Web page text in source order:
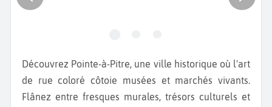
Découvrez Pointe-à-Pitre, une ville historique où l'art
de rue coloré côtoie musées et marchés vivants.
Flânez entre fresques murales, trésors culturels et